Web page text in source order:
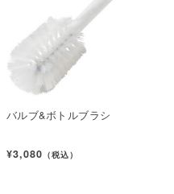
バルブ&ボトルブラシ
¥3,080 （税込）